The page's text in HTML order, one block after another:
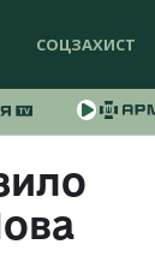
СОЦЗАХИСТ